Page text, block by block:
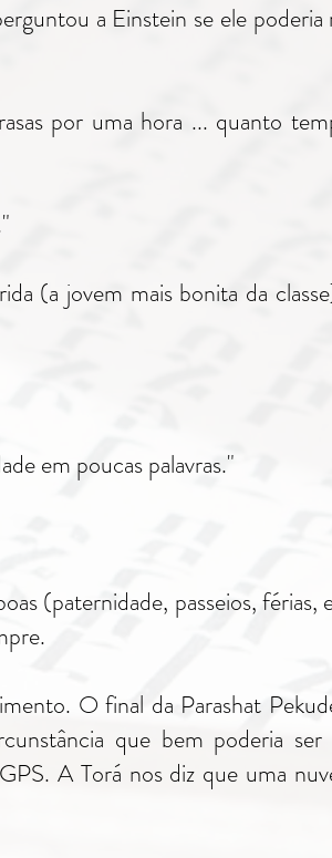
a Einstein se ele poderia
por uma hora ... quanto
(a jovem mais bonita da
em poucas palavras."
(paternidade, passeios,
O final da Parashat
que bem poderia ser
A Torá nos diz que uma